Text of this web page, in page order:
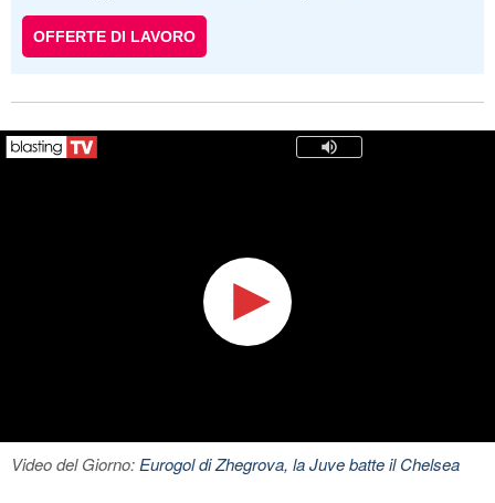
OFFERTE DI LAVORO
Video del Giorno:Eurogol di Zhegrova, la Juve batte il Chelsea